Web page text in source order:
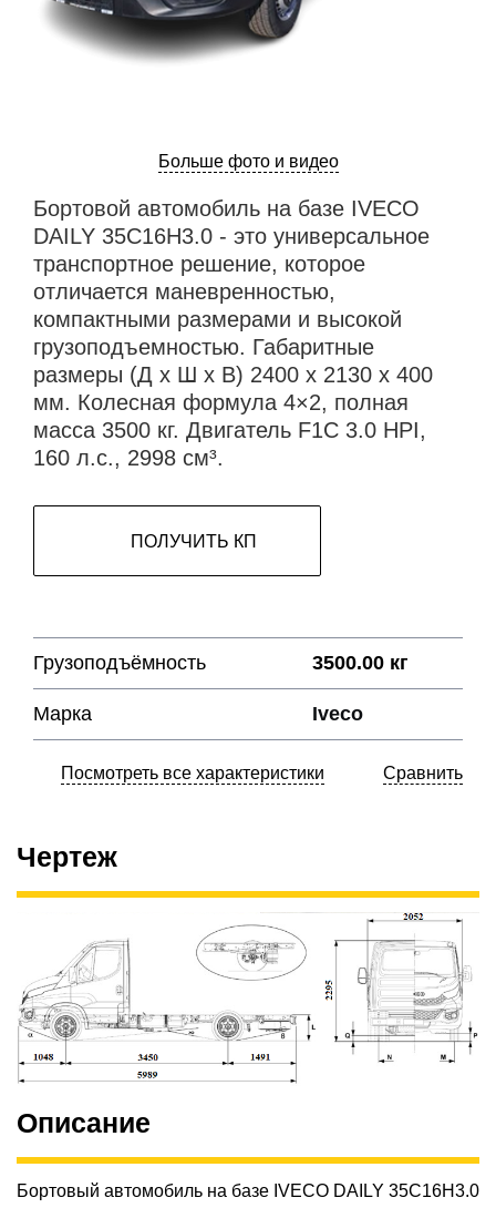
Больше фото и видео
Бортовой автомобиль на базе IVECO
DAILY 35C16H3.0 - это универсальное
транспортное решение, которое
отличается маневренностью,
компактными размерами и высокой
грузоподъемностью. Габаритные
размеры (Д х Ш х В) 2400 х 2130 х 400
мм. Колесная формула 4×2, полная
масса 3500 кг. Двигатель F1C 3.0 HPI,
160 л.с., 2998 см³.
ПОЛУЧИТЬ КП
Грузоподъёмность 3500.00 кг
Марка Iveco
Посмотреть все характеристики Сравнить
Чертеж
Описание
Бортовый автомобиль на базе IVECO DAILY 35C16H3.0